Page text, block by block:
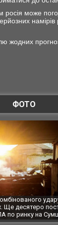
може
намірів
жодних
ФОТО
удару
десятеро
ринку на
ВІДЕО